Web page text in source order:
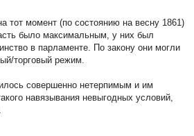
тот момент (по состоянию на весну 1861)
было максимальным, у них был
в парламенте. По закону они могли
торговый режим.
совершенно нетерпимым и им
навязывания невыгодных условий,